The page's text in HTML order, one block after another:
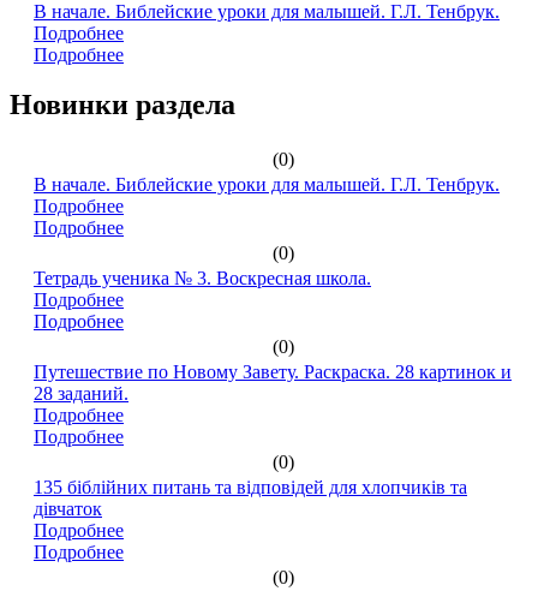
В начале. Библейские уроки для малышей. Г.Л. Тенбрук.
Подробнее
Подробнее
Новинки раздела
(0)
В начале. Библейские уроки для малышей. Г.Л. Тенбрук.
Подробнее
Подробнее
(0)
Тетрадь ученика № 3. Воскресная школа.
Подробнее
Подробнее
(0)
Путешествие по Новому Завету. Раскраска. 28 картинок и
28 заданий.
Подробнее
Подробнее
(0)
135 біблійних питань та відповідей для хлопчиків та
дівчаток
Подробнее
Подробнее
(0)